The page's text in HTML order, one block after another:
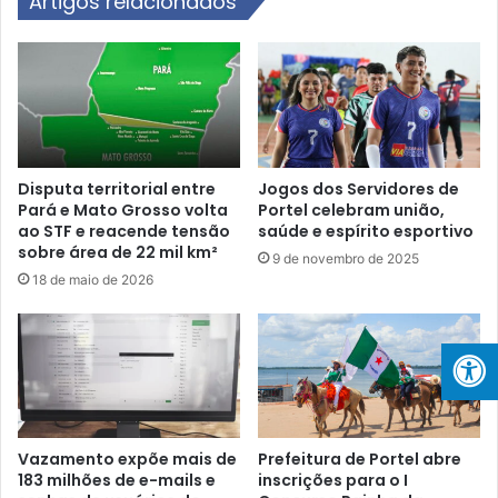
u
r
d
o
r
m
a
ç
o
p
a
a
a
g
e
r
e
o
e
l
:
S
h
w
e
P
r
ê
m
i
Disputa territorial entre
Pará e Mato Grosso volta
ao STF e reacende tensão
sobre área de 22 mil km²
18 de maio de 2026
Jogos dos Servidores de
Portel celebram união,
saúde e espírito esportivo
9 de novembro de 2025
Vazamento expõe mais de
183 milhões de e-mails e
Prefeitura de Portel abre
inscrições para o I